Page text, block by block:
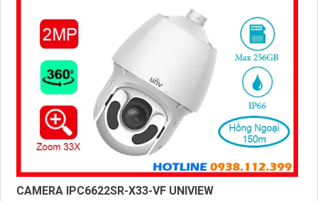
CAMERA IPC6622SR-X33-VF UNIVIEW